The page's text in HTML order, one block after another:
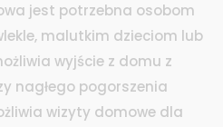
jest potrzebna osobom
malutkim dzieciom lub
wyjście z domu z
nagłego pogorszenia
wizyty domowe dla